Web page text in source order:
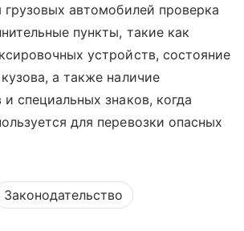
автомобилей проверка
пункты, такие как
устройств, состояние
а также наличие
и специальных знаков, когда
для перевозки опасных
Законодательство